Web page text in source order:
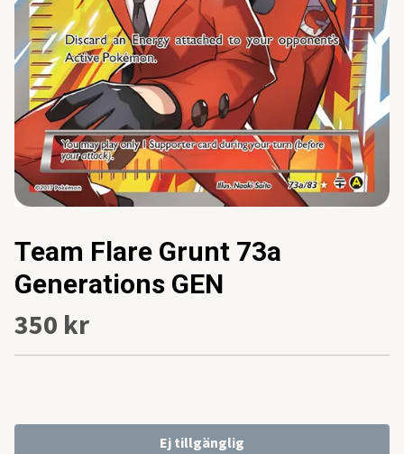
Team Flare Grunt 73a
Generations GEN
350 kr
Ej tillgänglig